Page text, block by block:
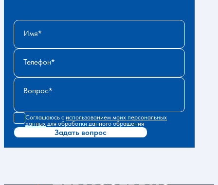
Имя
Телефон
Вопрос
Соглашаюсь с использованием моих персональных
данных для обработки данного обращения
Задать вопрос